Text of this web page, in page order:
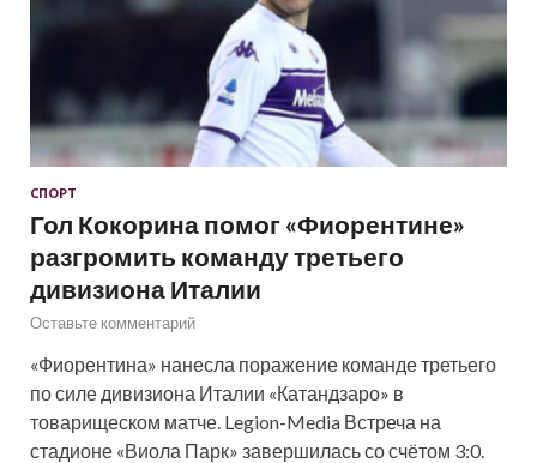
СПОРТ
Гол Кокорина помог «Фиорентине»
разгромить команду третьего
дивизиона Италии
Оставьте комментарий
«Фиорентина» нанесла поражение команде третьего
по силе дивизиона Италии «Катандзаро» в
товарищеском матче. Legion-Media Встреча на
стадионе «Виола Парк» завершилась со счётом 3:0.